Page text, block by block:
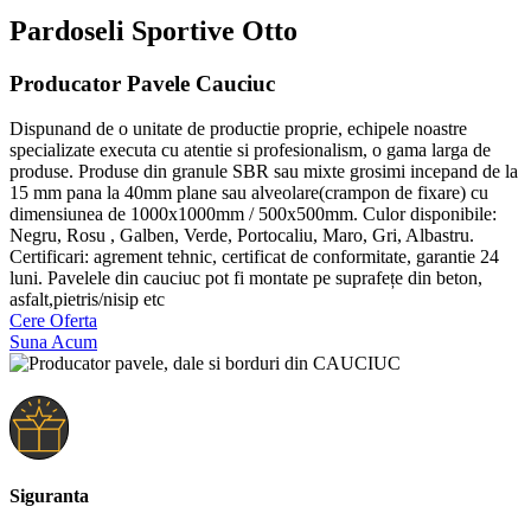
Pardoseli Sportive Otto
Producator Pavele Cauciuc
Dispunand de o unitate de productie proprie, echipele noastre
specializate executa cu atentie si profesionalism, o gama larga de
produse. Produse din granule SBR sau mixte grosimi incepand de la
15 mm pana la 40mm plane sau alveolare(crampon de fixare) cu
dimensiunea de 1000x1000mm / 500x500mm. Culor disponibile:
Negru, Rosu , Galben, Verde, Portocaliu, Maro, Gri, Albastru.
Certificari: agrement tehnic, certificat de conformitate, garantie 24
luni. Pavelele din cauciuc pot fi montate pe suprafețe din beton,
asfalt,pietris/nisip etc
Cere Oferta
Suna Acum
Siguranta